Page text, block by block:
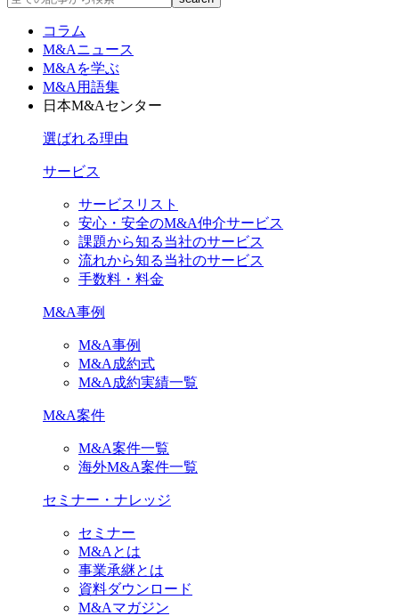
コラム
M&Aニュース
M&Aを学ぶ
M&A用語集
日本M&Aセンター
選ばれる理由
サービス
サービスリスト
安心・安全のM&A仲介サービス
課題から知る当社のサービス
流れから知る当社のサービス
手数料・料金
M&A事例
M&A事例
M&A成約式
M&A成約実績一覧
M&A案件
M&A案件一覧
海外M&A案件一覧
セミナー・ナレッジ
セミナー
M&Aとは
事業承継とは
資料ダウンロード
M&Aマガジン